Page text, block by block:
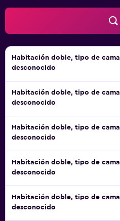
Habitación doble, tipo de cama
desconocido
Habitación doble, tipo de cama
desconocido
Habitación doble, tipo de cama
desconocido
Habitación doble, tipo de cama
desconocido
Habitación doble, tipo de cama
desconocido